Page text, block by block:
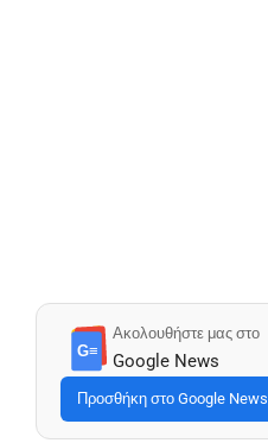
G≡
Ακολουθήστε μας στο
Google News
Προσθήκη στο Google News